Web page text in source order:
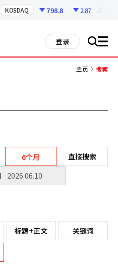
KOSDAQ 798.8 2.87 -0.36%
登录 搜 all
主页 搜索
6个月 直接搜索
标题+正文 关键词